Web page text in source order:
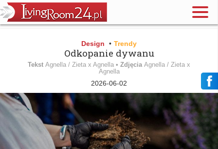
Design • Trendy
Odkopanie dywanu
Tekst Agnella / Zieta x Agnella • Zdjęcia Agnella / Zieta x
Agnella
2026-06-02